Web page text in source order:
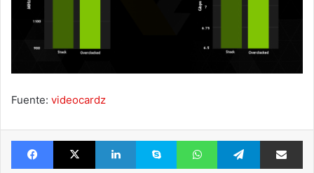
Fuente: videocardz
FacebookX LinkedIn Skype WhatsAppTelegram